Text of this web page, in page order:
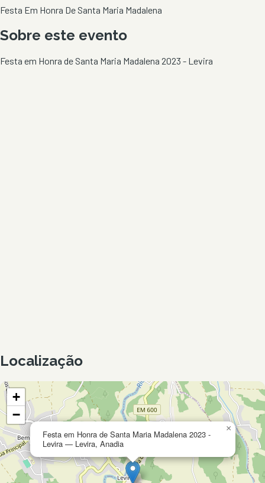
Festa Em Honra De Santa Maria Madalena
Sobre este evento
Festa em Honra de Santa Maria Madalena 2023 - Levira
Localização
Festa em Honra de Santa Maria Madalena 2023 -
Levira — Levira, Anadia
×
+
−